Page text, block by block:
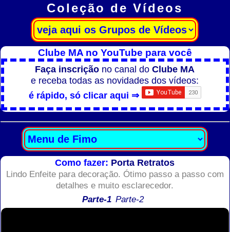
Coleção de Vídeos
Clube MA no YouTube para você
Faça inscrição no canal doClube MA
e receba todas as novidades dos vídeos:
é rápido, só clicar aqui ⇒
Como fazer: Porta Retratos
Lindo Enfeite para decoração. Ótimo passo a passo com
detalhes e muito esclarecedor.
Parte-1 Parte-2